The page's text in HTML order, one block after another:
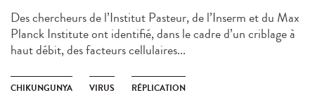
Des chercheurs de l’Institut Pasteur, de l’Inserm et du Max
Planck Institute ont identifié, dans le cadre d’un criblage à
haut débit, des facteurs cellulaires...
CHIKUNGUNYA VIRUS RÉPLICATION